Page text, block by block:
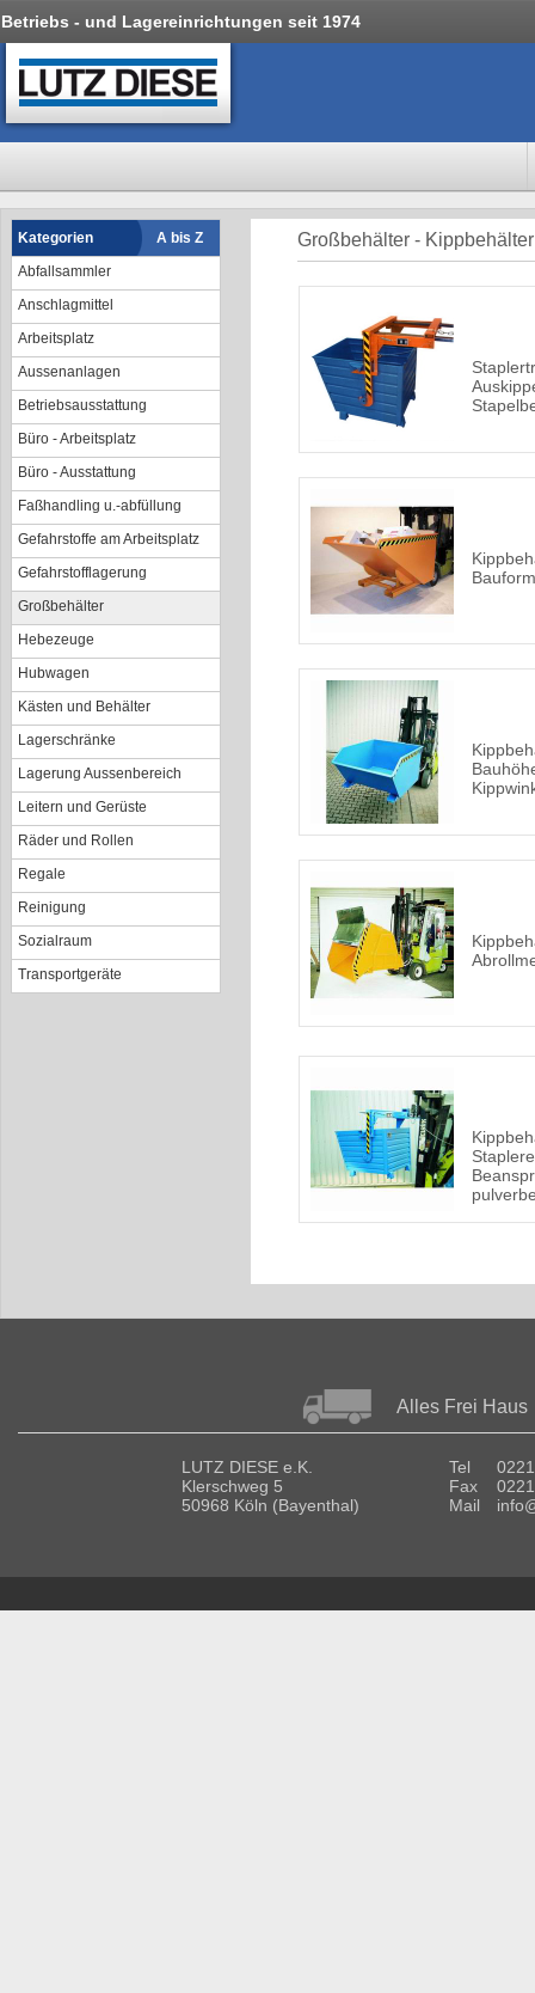
Betriebs - und Lagereinrichtungen seit 1974
Kategorien
A bis Z
Abfallsammler
Anschlagmittel
Arbeitsplatz
Aussenanlagen
Betriebsausstattung
Büro - Arbeitsplatz
Büro - Ausstattung
Faßhandling u.-abfüllung
Gefahrstoffe am Arbeitsplatz
Gefahrstofflagerung
Großbehälter
Hebezeuge
Hubwagen
Kästen und Behälter
Lagerschränke
Lagerung Aussenbereich
Leitern und Gerüste
Räder und Rollen
Regale
Reinigung
Sozialraum
Transportgeräte
Großbehälter - Kippbehälter
Alles Frei Haus
LUTZ DIESE e.K.
Klerschweg 5
50968 Köln (Bayenthal)
Tel
Fax
Mail